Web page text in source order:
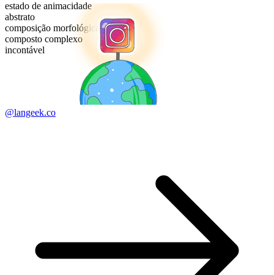
estado de animacidade
abstrato
composição morfológica
composto complexo
incontável
@langeek.co